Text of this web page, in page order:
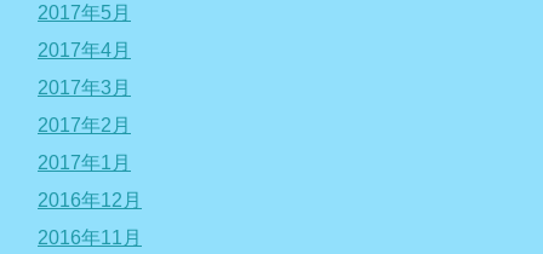
2017年5月
2017年4月
2017年3月
2017年2月
2017年1月
2016年12月
2016年11月